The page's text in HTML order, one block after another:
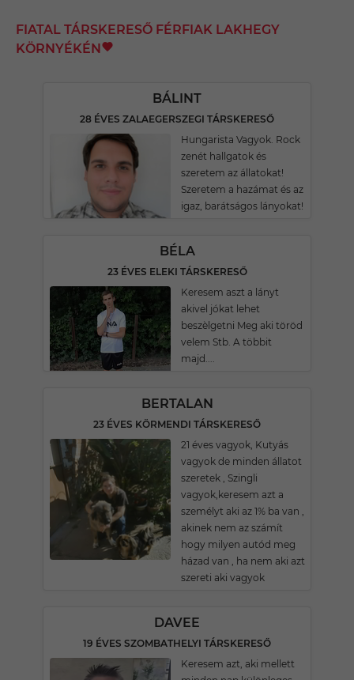
FIATAL TÁRSKERESŐ FÉRFIAK LAKHEGY
KÖRNYÉKÉN
BÁLINT
28 ÉVES ZALAEGERSZEGI TÁRSKERESŐ
Hungarista Vagyok. Rock
zenét hallgatok és
szeretem az állatokat!
Szeretem a hazámat és az
igaz, barátságos lányokat!
BÉLA
23 ÉVES ELEKI TÁRSKERESŐ
Keresem aszt a lányt
akivel jókat lehet
beszèlgetni Meg aki töröd
velem Stb. A többit
majd....
BERTALAN
23 ÉVES KÖRMENDI TÁRSKERESŐ
21 éves vagyok, Kutyás
vagyok de minden állatot
szeretek , Szingli
vagyok,keresem azt a
személyt aki az 1% ba van ,
akinek nem az számít
hogy milyen autód meg
házad van , ha nem aki azt
szereti aki vagyok
DAVEE
19 ÉVES SZOMBATHELYI TÁRSKERESŐ
Keresem azt, aki mellett